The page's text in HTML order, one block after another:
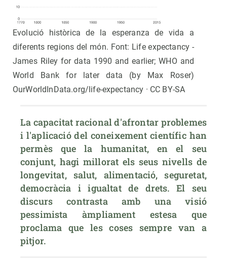
Evolució històrica de la esperanza de vida a
diferents regions del món. Font: Life expectancy -
James Riley for data 1990 and earlier; WHO and
World Bank for later data (by Max Roser)
OurWorldInData.org/life-expectancy · CC BY-SA
La capacitat racional d'afrontar problemes
i l'aplicació del coneixement científic han
permès que la humanitat, en el seu
conjunt, hagi millorat els seus nivells de
longevitat, salut, alimentació, seguretat,
democràcia i igualtat de drets. El seu
discurs contrasta amb una visió
pessimista àmpliament estesa que
proclama que les coses sempre van a
pitjor.